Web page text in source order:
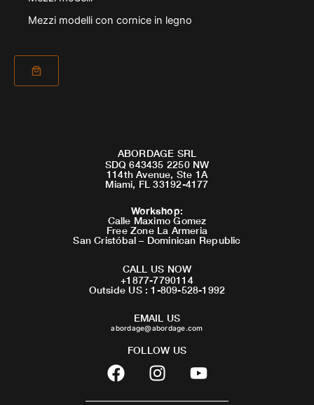
Mezzi modelli con cornice in legno
ABORDAGE SRL
SDQ 643435 2250 NW
114th Avenue, Ste 1A
Miami, FL 33192-4177
Workshop:
Calle Maximo Gomez
Free Zone La Armeria
San Cristóbal – Dominican Republic
CALL US NOW
+1877-7790114
Outside US : 1-809-528-1992
EMAIL US
abordage@abordage.com
FOLLOW US
F
a
c
I
n
s
Y
o
u